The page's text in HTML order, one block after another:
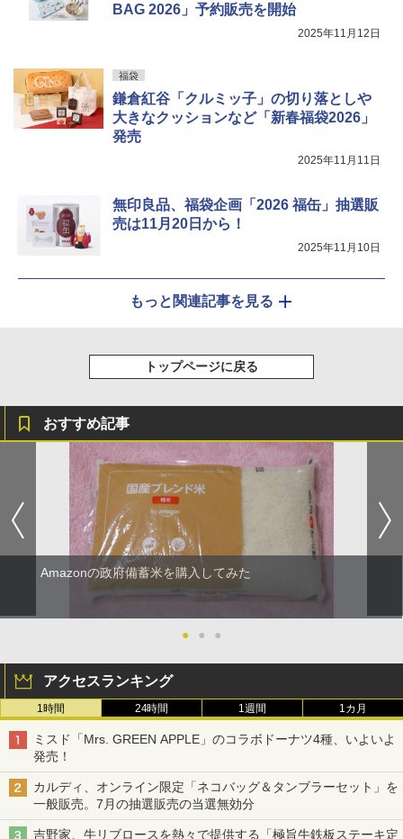
BAG 2026」予約販売を開始
2025年11月12日
福袋
鎌倉紅谷「クルミッ子」の切り落としや
大きなクッションなど「新春福袋2026」
発売
2025年11月11日
無印良品、福袋企画「2026 福缶」抽選販
売は11月20日から！
2025年11月10日
もっと関連記事を見る
トップページに戻る
おすすめ記事
Amazonの政府備蓄米を購入してみた
● ● ●
アクセスランキング
1時間 24時間 1週間 1カ月
ミスド「Mrs. GREEN APPLE」のコラボドーナツ4種、いよいよ
発売！
カルディ、オンライン限定「ネコバッグ＆タンブラーセット」を
一般販売。7月の抽選販売の当選無効分
吉野家、牛リブロースを熱々で提供する「極旨牛鉄板ステーキ定